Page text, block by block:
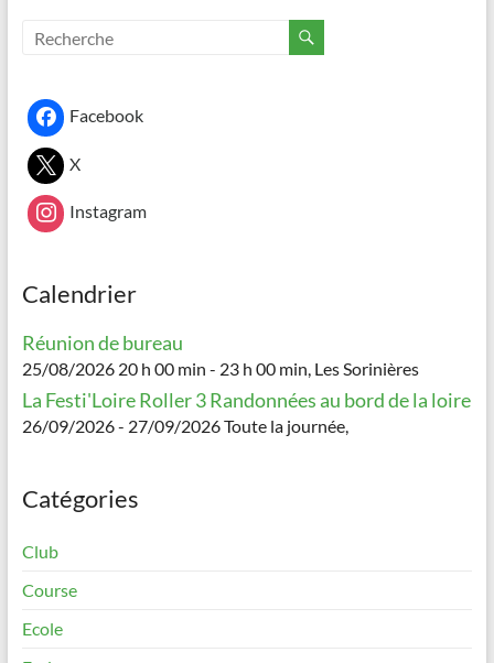
Facebook
X
Instagram
Calendrier
Réunion de bureau
25/08/2026 20 h 00 min - 23 h 00 min, Les Sorinières
La Festi'Loire Roller 3 Randonnées au bord de la loire
26/09/2026 - 27/09/2026 Toute la journée,
Catégories
Club
Course
Ecole